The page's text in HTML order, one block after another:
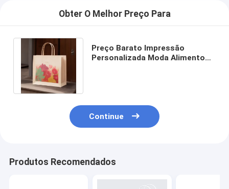
Obter O Melhor Preço Para
Preço Barato Impressão
Personalizada Moda Alimentos
Continue
Produtos Recomendados